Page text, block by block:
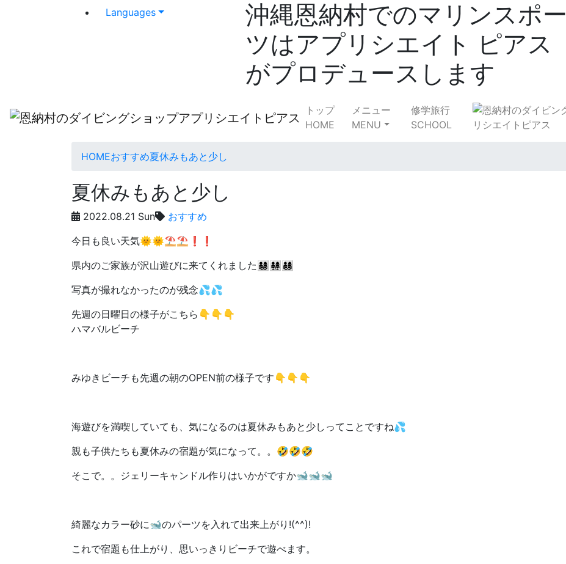
Languages
沖縄恩納村でのマリンスポー
ツはアプリシエイト ピアス
がプロデュースします
トップ
HOME
メニュー
MENU
修学旅行
SCHOOL
HOMEおすすめ夏休みもあと少し
夏休みもあと少し
2022.08.21 Sun
おすすめ
今日も良い天気🌞🌞⛱⛱❗❗
県内のご家族が沢山遊びに来てくれました👨‍👩‍👧‍👦👨‍👩‍👧‍👧👨‍👩‍👦‍👦
写真が撮れなかったのが残念💦💦
先週の日曜日の様子がこちら👇👇👇
ハマバルビーチ
みゆきビーチも先週の朝のOPEN前の様子です👇👇👇
海遊びを満喫していても、気になるのは夏休みもあと少しってことですね💦
親も子供たちも夏休みの宿題が気になって。。🤣🤣🤣
そこで。。ジェリーキャンドル作りはいかがですか🐋🐋🐋
綺麗なカラー砂に🐋のパーツを入れて出来上がり!(^^)!
これで宿題も仕上がり、思いっきりビーチで遊べます。